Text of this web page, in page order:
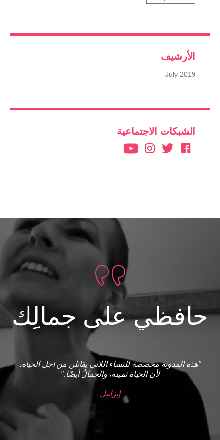
الأرشيف
July 2019
الشبكات الاجتماعية
حافظي على جمالِك
"هذه المدونة مخصصة للنساء اللاتي يقاتلن من أجل الحياة،
لأن الحياة ثمينة، والجمالُ أيضًا."
إيزابيل